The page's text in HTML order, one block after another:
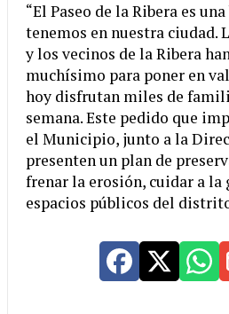
“El Paseo de la Ribera es
tenemos en nuestra ciudad.
y los vecinos de la Ribera
muchísimo para poner en
hoy disfrutan miles de
semana. Este pedido que
el Municipio, junto a la
presenten un plan de
frenar la erosión, cuidar a la
espacios públicos del